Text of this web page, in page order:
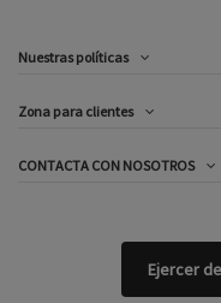
Nuestras políticas
Zona para clientes
CONTACTA CON NOSOTROS
Ejercer